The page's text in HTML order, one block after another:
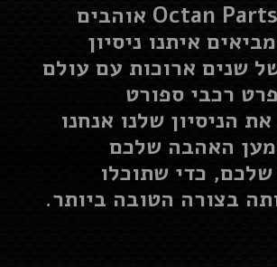
אנחנו ב-Octan Parts אוהבים
איתנו ניסיון
שנים ארוכות עם עולם
רכבי ספורט
הניסיון שלנו אנחנו
האהבה שלכם
שלכם, כדי שתוכלו
בצורה הטובה ביותר.